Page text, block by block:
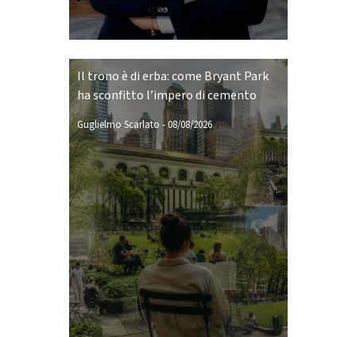
Il trono è di erba: come Bryant Park
ha sconfitto l’impero di cemento
Guglielmo Scarlato -08/08/2026